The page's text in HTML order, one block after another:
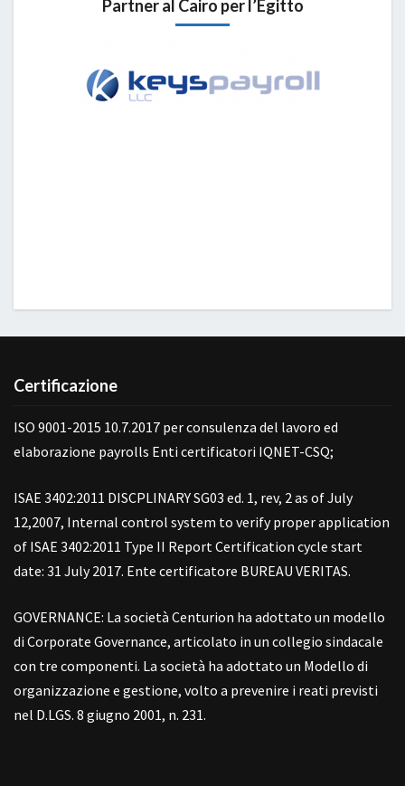
Partner al Cairo per l’Egitto
Certificazione
ISO 9001-2015 10.7.2017 per consulenza del lavoro ed
elaborazione payrolls Enti certificatori IQNET-CSQ;
ISAE 3402:2011 DISCPLINARY SG03 ed. 1, rev, 2 as of July
12,2007, Internal control system to verify proper application
of ISAE 3402:2011 Type II Report Certification cycle start
date: 31 July 2017. Ente certificatore BUREAU VERITAS.
GOVERNANCE: La società Centurion ha adottato un modello
di Corporate Governance, articolato in un collegio sindacale
con tre componenti. La società ha adottato un Modello di
organizzazione e gestione, volto a prevenire i reati previsti
nel D.LGS. 8 giugno 2001, n. 231.